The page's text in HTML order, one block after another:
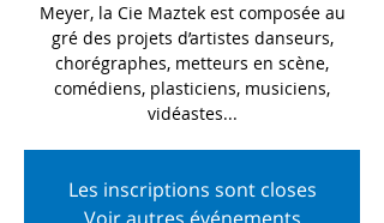
Meyer, la Cie Maztek est composée au
gré des projets d’artistes danseurs,
chorégraphes, metteurs en scène,
comédiens, plasticiens, musiciens,
vidéastes...
Les inscriptions sont closes